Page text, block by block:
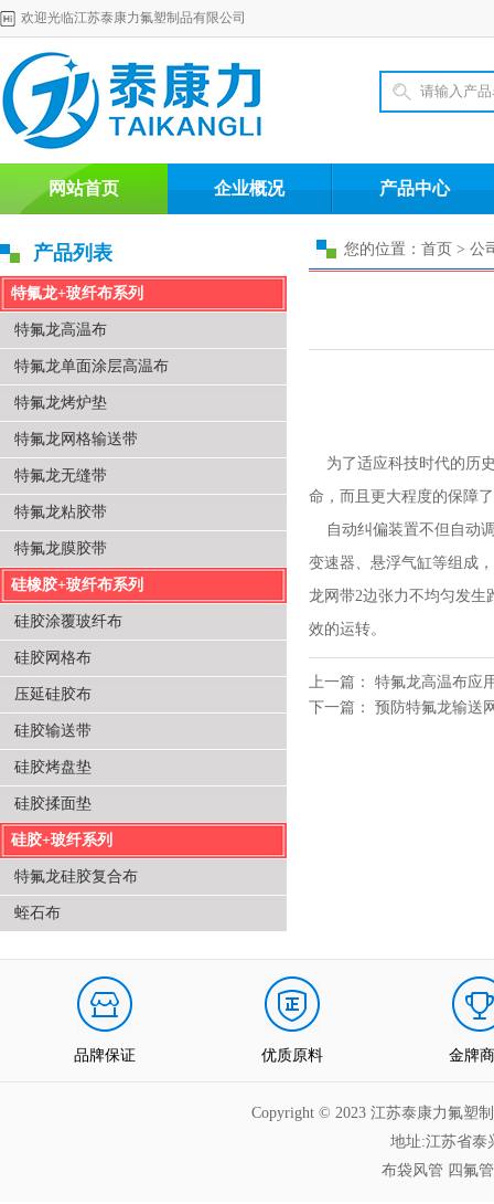
欢迎光临江苏泰康力氟塑制品有限公司
网站首页 企业概况 产品中心
产品列表
特氟龙+玻纤布系列
特氟龙高温布
特氟龙单面涂层高温布
特氟龙烤炉垫
特氟龙网格输送带
特氟龙无缝带
特氟龙粘胶带
特氟龙膜胶带
硅橡胶+玻纤布系列
硅胶涂覆玻纤布
硅胶网格布
压延硅胶布
硅胶输送带
硅胶烤盘垫
硅胶揉面垫
硅胶+玻纤系列
特氟龙硅胶复合布
蛭石布
您的位置：首页 > 公
为了适应科技时代的历
命，而且更大程度的保障
自动纠偏装置不但自动
变速器、悬浮气缸等组成
龙网带2边张力不均匀发生
效的运转。
上一篇： 特氟龙高温布应
下一篇： 预防特氟龙输送
品牌保证 优质原料 金牌
Copyright © 2023 江苏泰康力氟塑
地址:江苏省泰
布袋风管 四氟管